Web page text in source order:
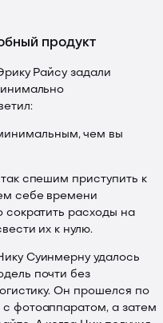
продукт
Райсу задали
чем вы
спешим приступить к
себе времени
сократить расходы на
их к нулю.
Суинмерну удалось
почти без
Он прошелся по
фотоаппаратом, а затем